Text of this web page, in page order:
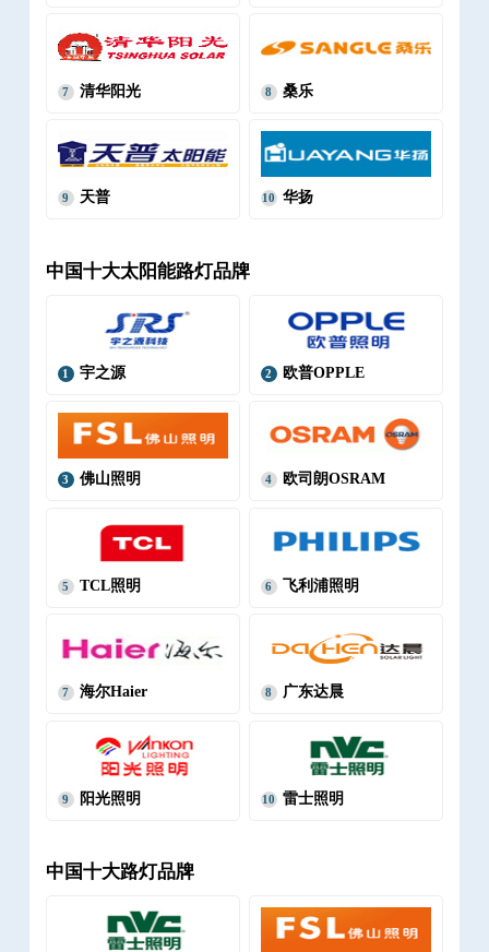
7 清华阳光 8 桑乐
9 天普 10 华扬
中国十大太阳能路灯品牌
1 宇之源 2 欧普OPPLE
3 佛山照明 4 欧司朗OSRAM
5 TCL照明 6 飞利浦照明
7 海尔Haier 8 广东达晨
9 阳光照明 10 雷士照明
中国十大路灯品牌